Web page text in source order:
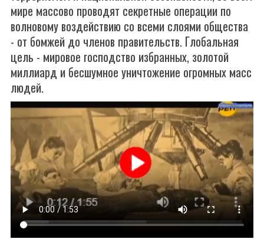
мире массово проводят секретные операции по
волновому воздействию со всеми слоями общества
- от бомжей до членов правительств. Глобальная
цель - мировое господство избранных, золотой
миллиард и бесшумное уничтожение огромных масс
людей.